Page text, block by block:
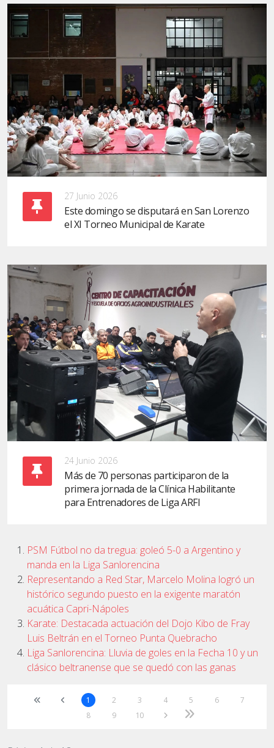
27 Junio 2026
Este domingo se disputará en San Lorenzo
el XI Torneo Municipal de Karate
24 Junio 2026
Más de 70 personas participaron de la
primera jornada de la Clínica Habilitante
para Entrenadores de Liga ARFI
PSM Fútbol no da tregua: goleó 5-0 a Argentino y
manda en la Liga Sanlorencina
Representando a Red Star, Marcelo Molina logró un
histórico segundo puesto en la exigente maratón
acuática Capri-Nápoles
Karate: Destacada actuación del Dojo Kibo de Fray
Luis Beltrán en el Torneo Punta Quebracho
Liga Sanlorencina: Lluvia de goles en la Fecha 10 y un
clásico beltranense que se quedó con las ganas
1 2 3 4 5 6
7
8
9 10